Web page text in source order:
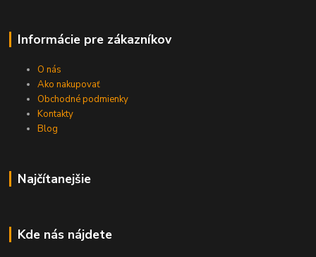
Informácie pre zákazníkov
O nás
Ako nakupovať
Obchodné podmienky
Kontakty
Blog
Najčítanejšie
Kde nás nájdete